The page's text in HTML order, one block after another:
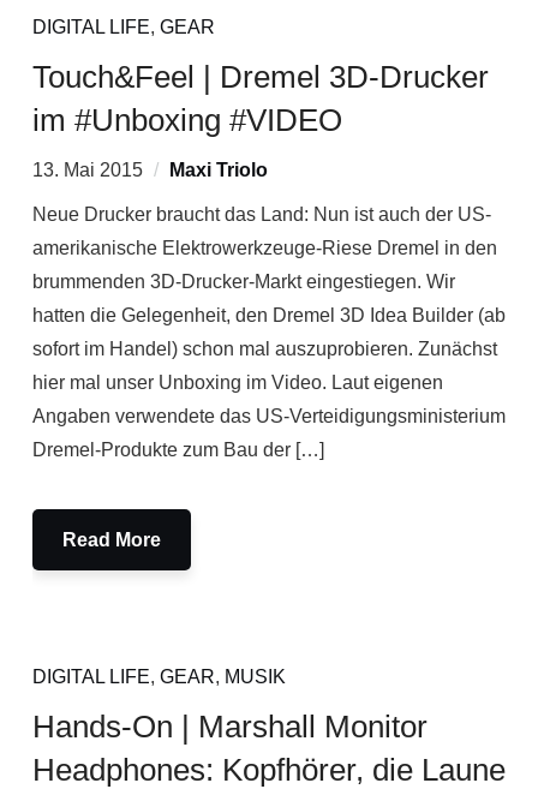
DIGITAL LIFE, GEAR
Touch&Feel | Dremel 3D-Drucker
im #Unboxing #VIDEO
13. Mai 2015 Maxi Triolo
Neue Drucker braucht das Land: Nun ist auch der US-
amerikanische Elektrowerkzeuge-Riese Dremel in den
brummenden 3D-Drucker-Markt eingestiegen. Wir
hatten die Gelegenheit, den Dremel 3D Idea Builder (ab
sofort im Handel) schon mal auszuprobieren. Zunächst
hier mal unser Unboxing im Video. Laut eigenen
Angaben verwendete das US-Verteidigungsministerium
Dremel-Produkte zum Bau der […]
Read More
DIGITAL LIFE, GEAR, MUSIK
Hands-On | Marshall Monitor
Headphones: Kopfhörer, die Laune